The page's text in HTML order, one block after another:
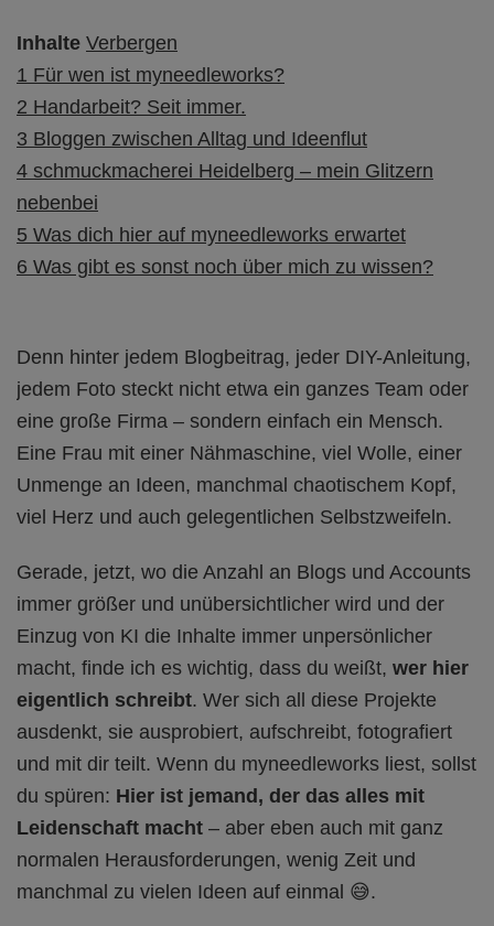
Inhalte Verbergen
1 Für wen ist myneedleworks?
2 Handarbeit? Seit immer.
3 Bloggen zwischen Alltag und Ideenflut
4 schmuckmacherei Heidelberg – mein Glitzern
nebenbei
5 Was dich hier auf myneedleworks erwartet
6 Was gibt es sonst noch über mich zu wissen?
Denn hinter jedem Blogbeitrag, jeder DIY-Anleitung,
jedem Foto steckt nicht etwa ein ganzes Team oder
eine große Firma – sondern einfach ein Mensch.
Eine Frau mit einer Nähmaschine, viel Wolle, einer
Unmenge an Ideen, manchmal chaotischem Kopf,
viel Herz und auch gelegentlichen Selbstzweifeln.
Gerade, jetzt, wo die Anzahl an Blogs und Accounts
immer größer und unübersichtlicher wird und der
Einzug von KI die Inhalte immer unpersönlicher
macht, finde ich es wichtig, dass du weißt, wer hier
eigentlich schreibt. Wer sich all diese Projekte
ausdenkt, sie ausprobiert, aufschreibt, fotografiert
und mit dir teilt. Wenn du myneedleworks liest, sollst
du spüren: Hier ist jemand, der das alles mit
Leidenschaft macht – aber eben auch mit ganz
normalen Herausforderungen, wenig Zeit und
manchmal zu vielen Ideen auf einmal 😅.